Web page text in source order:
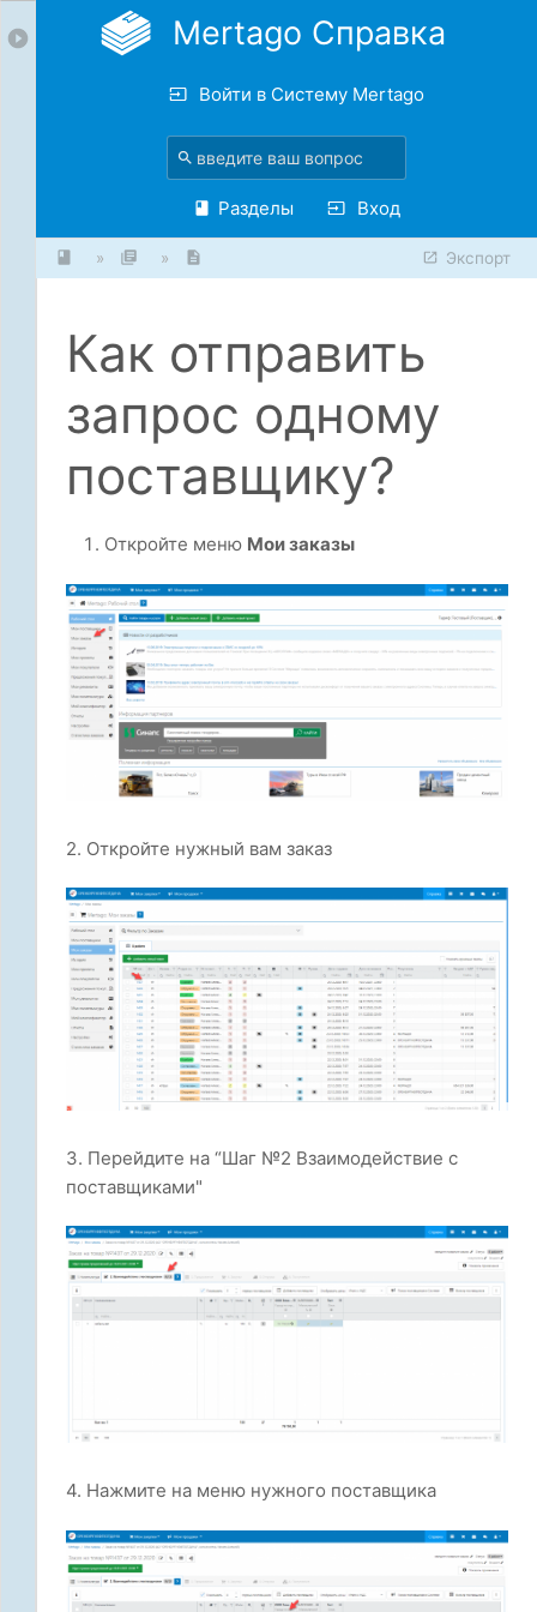
Mertago Справка
Войти в Систему Mertago
Разделы Вход
» » Экспорт
Как отправить
запрос одному
поставщику?
Откройте меню Мои заказы
2. Откройте нужный вам заказ
3. Перейдите на “Шаг №2 Взаимодействие с
поставщиками"
4. Нажмите на меню нужного поставщика